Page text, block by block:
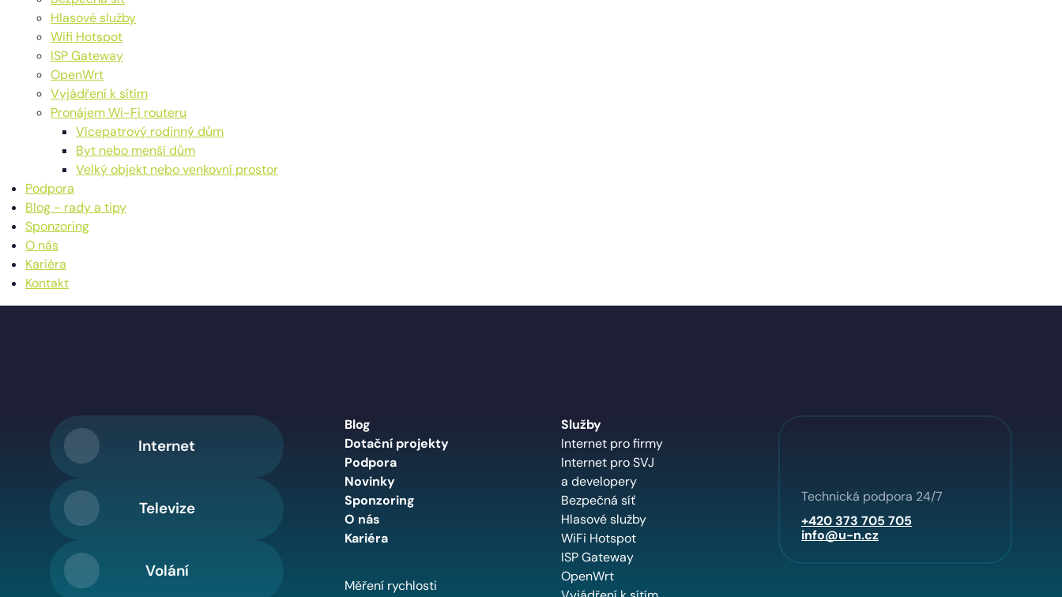
Hlasové služby
Wifi Hotspot
ISP Gateway
OpenWrt
Vyjádření k sítím
Pronájem Wi-Fi routeru
Vícepatrový rodinný dům
Byt nebo menší dům
Velký objekt nebo venkovní prostor
Podpora
Blog - rady a tipy
Sponzoring
O nás
Kariéra
Kontakt
Internet
Televize
Volání
Blog
Dotační projekty
Podpora
Novinky
Sponzoring
O nás
Kariéra
Měření rychlosti
Služby
Internet pro firmy
Internet pro SVJ
a developery
Bezpečná síť
Hlasové služby
WiFi Hotspot
ISP Gateway
OpenWrt
Technická podpora 24/7
+420 373 705 705
info@u-n.cz